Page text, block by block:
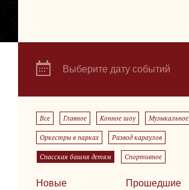
Выберите дату событий
Все Главное Конное шоу Музыкальное
Оркестры в парках Развод караулов
Спасская башня детям Спортивное
Новые
Прошедшие